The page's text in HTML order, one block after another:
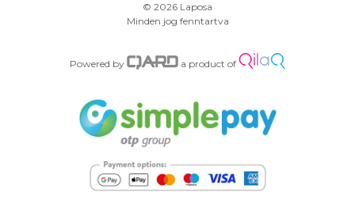
© 2026 Laposa
Minden jog fenntartva
Powered by a product of